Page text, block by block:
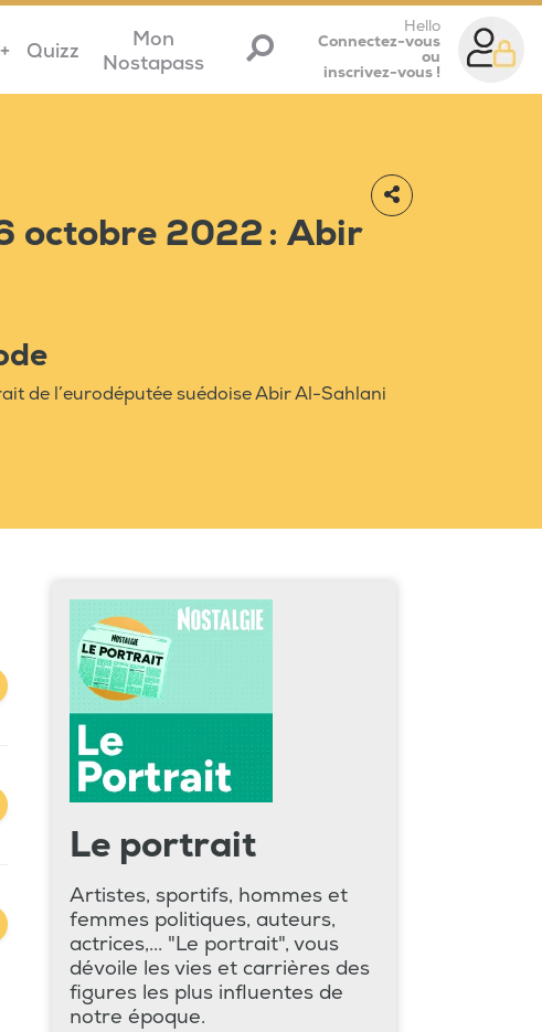
Quizz
Mon
Nostapass
Hello
Connectez-vous
ou
inscrivez-vous !
octobre 2022 : Abir
de l’eurodéputée suédoise Abir Al-Sahlani
Le portrait
Artistes, sportifs, hommes et
femmes politiques, auteurs,
actrices,... "Le portrait", vous
dévoile les vies et carrières des
figures les plus influentes de
notre époque.